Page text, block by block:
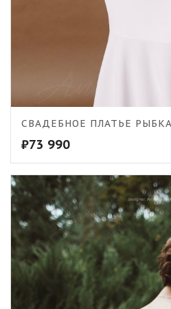
СВАДЕБНОЕ ПЛАТЬЕ РЫБКА
₽73 990